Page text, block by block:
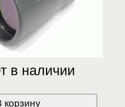
в наличии
корзину